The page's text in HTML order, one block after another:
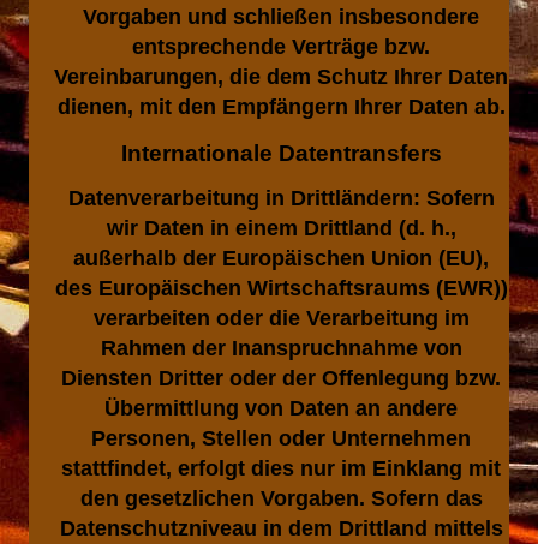
Vorgaben und schließen insbesondere
entsprechende Verträge bzw.
Vereinbarungen, die dem Schutz Ihrer Daten
dienen, mit den Empfängern Ihrer Daten ab.
Internationale Datentransfers
Datenverarbeitung in Drittländern: Sofern
wir Daten in einem Drittland (d. h.,
außerhalb der Europäischen Union (EU),
des Europäischen Wirtschaftsraums (EWR))
verarbeiten oder die Verarbeitung im
Rahmen der Inanspruchnahme von
Diensten Dritter oder der Offenlegung bzw.
Übermittlung von Daten an andere
Personen, Stellen oder Unternehmen
stattfindet, erfolgt dies nur im Einklang mit
den gesetzlichen Vorgaben. Sofern das
Datenschutzniveau in dem Drittland mittels